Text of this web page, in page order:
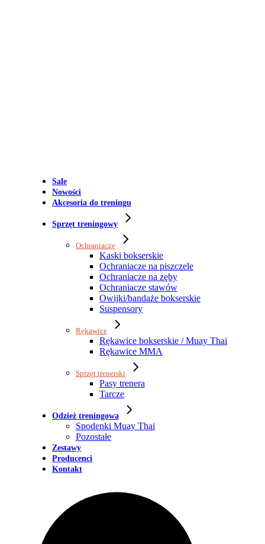
Sale
Nowości
Akcesoria do treningu
Sprzęt treningowy
Ochraniacze
Kaski bokserskie
Ochraniacze na piszczele
Ochraniacze na zęby
Ochraniacze stawów
Owijki/bandaże bokserskie
Suspensory
Rękawice
Rękawice bokserskie / Muay Thai
Rękawice MMA
Sprzęt trenerski
Pasy trenera
Tarcze
Odzież treningowa
Spodenki Muay Thai
Pozostałe
Zestawy
Producenci
Kontakt